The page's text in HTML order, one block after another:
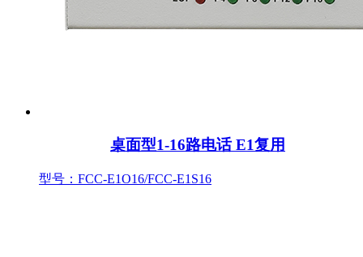
桌面型1-16路电话 E1复用
型号：FCC-E1O16/FCC-E1S16